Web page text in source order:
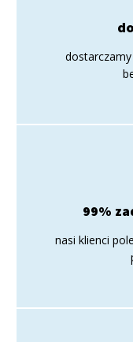
99%
nasi klienci